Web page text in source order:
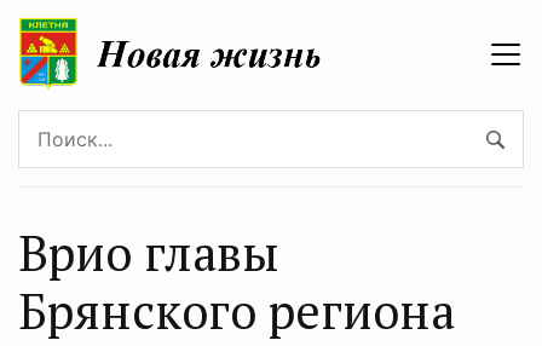
Врио главы
Брянского региона